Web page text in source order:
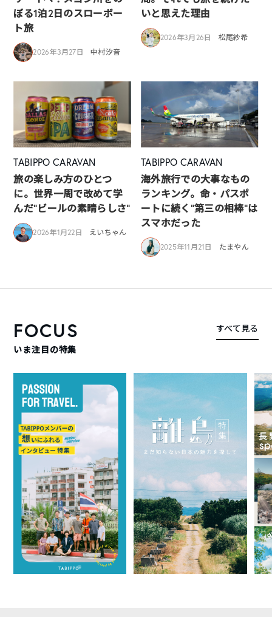
ぼる1泊2日のスローボー
ト旅
2026年3月27日 中村汐音
いと思えた理由
2026年3月26日 松尾紗希
TABIPPO CARAVAN
旅の楽しみ方のひとつ
に。世界一周で改めて学
んだ”ビールの素晴らしさ”
2026年1月22日 えいちゃん
TABIPPO CARAVAN
海外旅行での大事なもの
ランキング。命・パスポ
ートに続く“第三の相棒”は
スマホだった
2025年11月21日 たまやん
FOCUS
いま注目の特集
すべて見る